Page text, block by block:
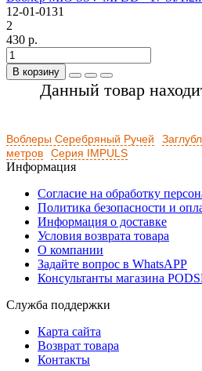
12-01-0131
2
430 р.
В корзину
Данный товар
Воблеры Серебряный Ручей
метров
Серия IMPULS
Информация
Согласие на обработку
Политика безопасности и
Информация о доставке
Условия возврата товара
О компании
Задайте вопрос в WhatsAPP
Консультанты магазина
Служба поддержки
Карта сайта
Возврат товара
Контакты